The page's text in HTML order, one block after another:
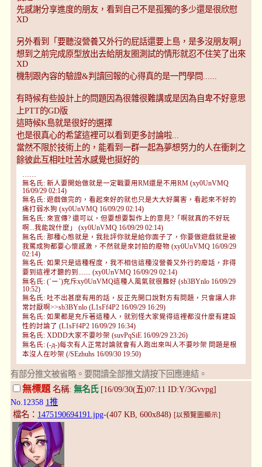
先感謝分享進度的朋友，看到自己不是孤獨的多少還是很欣慰
XD
另外看到「要聽沒營養又外行的屁話還要上島，是多沒朋友啊」
想到之前完成原型放出去給朋友圈測試的情形就忍不住笑了出來
XD
機制跟內容的驗證&判讀回報的心得真的是一門學問......
有時候有些設計上的問題因為很雜很難講或是因為自卑不好意思
上PTT的GD版
這時候K島就是很好的選擇
也是很真心的希望這裡可以看到更多討論啦...
當然不限於技術上的，能看到一群一起為夢想努力的人在衝刺之
餘彼此互相吐吐苦水感覺也挺好的
無名氏: 新人要開始做就是一定戰要用RM還是不用RM (xy0UnVMQ
16/09/29 02:14)
無名氏: 遊戲做完的，看起來好的就也只是大大好厲害，看起來不好的
痛打弱水狗 (xy0UnVMQ 16/09/29 02:14)
無名氏: 來宣傳? 還可以，但要想要製作上的意見?「啊就真的不好玩
啊...我能說什麼」 (xy0UnVMQ 16/09/29 02:14)
無名氏: 那種心態就是，我批評你就是給你面子了，你要做遊戲就是被
我罵成狗都要心懷感激，不然就是來討拍的廢物 (xy0UnVMQ 16/09/29
02:14)
無名氏: 如果只是這種程度，我不相信這種沒營養又外行的廢話，非得
要到這裡才聽的到....... (xy0UnVMQ 16/09/29 02:14)
無名氏: (´ー`)充斥xy0UnVMQ這種人風氣就很難好 (sb3BYnlo 16/09/29
10:52)
無名氏: 吐不出甚麼有用的話，反正先開口說對方有問題，只會讓人非
常討厭啊>>sb3BYnlo (L1sFf4P2 16/09/29 16:29)
無名氏: 如果都是充斥著這種人，就別怪大家覺得這裡都沒什麼有建設
性的討論了 (L1sFf4P2 16/09/29 16:34)
無名氏: XDDD大家不要吵架 (suvPqSiE 16/09/29 23:26)
無名氏: (-д-)每次有人正常討論就會有人跑出來叫人不要吵架 問題是根
本沒人在吵架 (/SEzhuhs 16/09/30 19:50)
有部分推文被省略。要閱讀全部推文請按下回應連結。
無標題名稱: 無名氏[16/09/30(五)07:11 ID:Y/3Gvvpg]
No.12358 1推
檔名： 1475190694191.jpg-(407 KB, 600x848) [以預覽圖顯示]